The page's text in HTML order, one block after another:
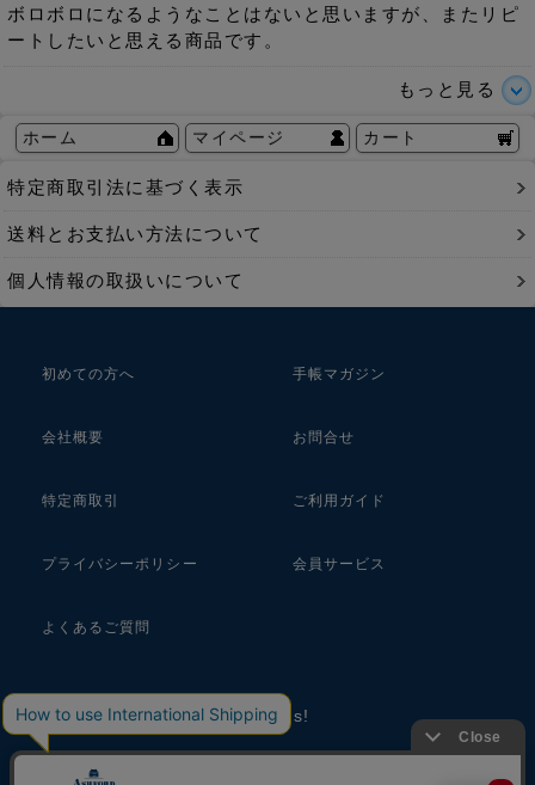
ボロボロになるようなことはないと思いますが、またリピ
ートしたいと思える商品です。
もっと見る
ホーム マイページ カート
特定商取引法に基づく表示
送料とお支払い方法について
個人情報の取扱いについて
初めての方へ 手帳マガジン
会社概要 お問合せ
特定商取引 ご利用ガイド
プライバシーポリシー 会員サービス
よくあるご質問
follow us!